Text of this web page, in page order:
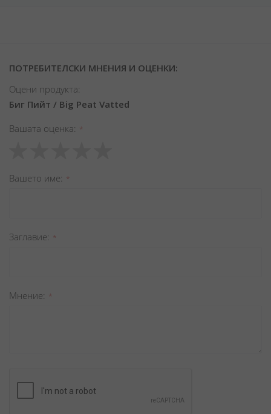
ПОТРЕБИТЕЛСКИ МНЕНИЯ И ОЦЕНКИ:
Оцени продукта:
Биг Пийт / Big Peat Vatted
Вашата оценка
star
stars
stars
stars
stars
Вашето име
Заглавиe
Мнение